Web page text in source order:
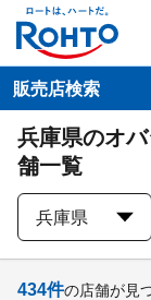
販売店検索
兵庫県のオ
舗一覧
兵庫県
434件の店舗が見